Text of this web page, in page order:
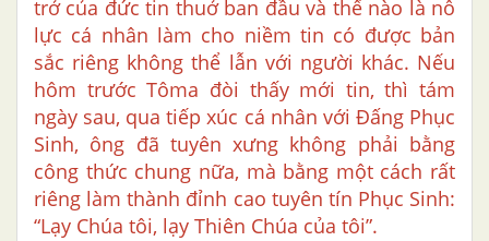
trở của đức tin thuở ban đầu và thế nào là nỗ
lực cá nhân làm cho niềm tin có được bản
sắc riêng không thể lẫn với người khác. Nếu
hôm trước Tôma đòi thấy mới tin, thì tám
ngày sau, qua tiếp xúc cá nhân với Đấng Phục
Sinh, ông đã tuyên xưng không phải bằng
công thức chung nữa, mà bằng một cách rất
riêng làm thành đỉnh cao tuyên tín Phục Sinh:
“Lạy Chúa tôi, lạy Thiên Chúa của tôi”.